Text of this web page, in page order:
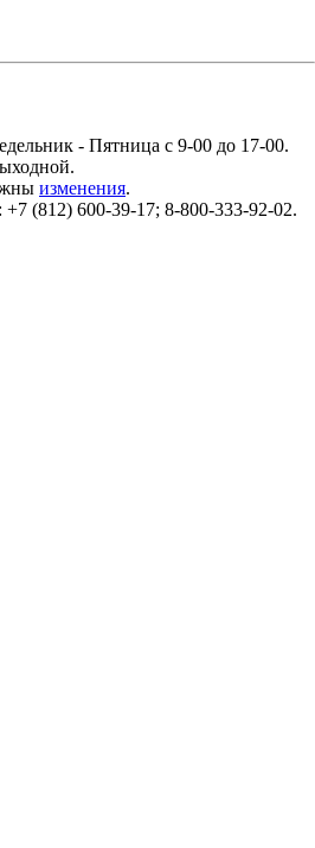
- Пятница с 9-00 до 17-00.
изменения.
(812) 600-39-17; 8-800-333-92-02.